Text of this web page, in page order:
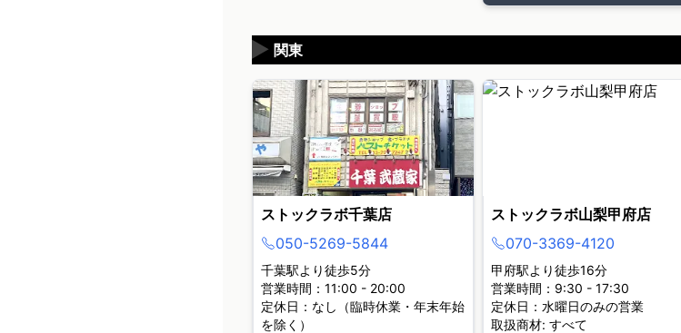
関東
▶
ストックラボ千葉店
050-5269-5844
千葉駅より徒歩5分
営業時間：11:00 - 20:00
定休日：なし（臨時休業・年末年始
を除く）
ストックラボ山梨甲府店
070-3369-4120
甲府駅より徒歩16分
営業時間：9:30 - 17:30
定休日：水曜日のみの営業
取扱商材: すべて